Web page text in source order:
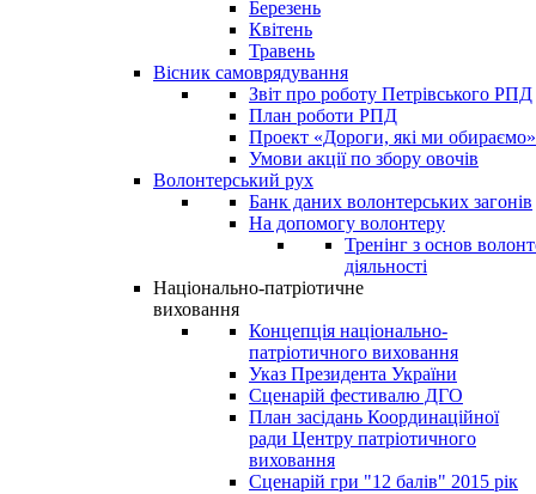
Березень
Квітень
Травень
Вісник самоврядування
Звіт про роботу Петрівського РПД
План роботи РПД
Проект «Дороги, які ми обираємо»
Умови акції по збору овочів
Волонтерський рух
Банк даних волонтерських загонів
На допомогу волонтеру
Тренінг з основ
діяльності
Національно-патріотичне
виховання
Концепція національно-
патріотичного виховання
Указ Президента України
Сценарій фестивалю ДГО
План засідань Координаційної
ради Центру патріотичного
виховання
Сценарій гри "12 балів" 2015 рік